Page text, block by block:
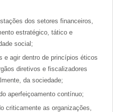
dos setores financeiros,
estratégico, tático e
social;
e agir dentro de princípios éticos
diretivos e fiscalizadores
da sociedade;
aperfeiçoamento contínuo;
criticamente as organizações,